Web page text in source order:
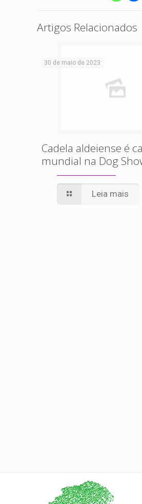
Artigos Relacionados
30 de maio de 2023
Cadela aldeiense é
mundial na Dog
Leia mais